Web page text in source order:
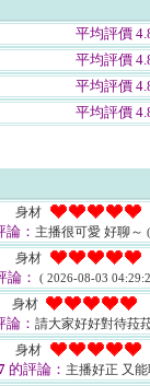
平均評價
平均評價
平均評價
平均評價
身材
論： 主播很可愛 好聊～
身材
論： ( 2026-08-03
身材
論： 請大家好好對待菈
身材
的評論： 主播好正 又